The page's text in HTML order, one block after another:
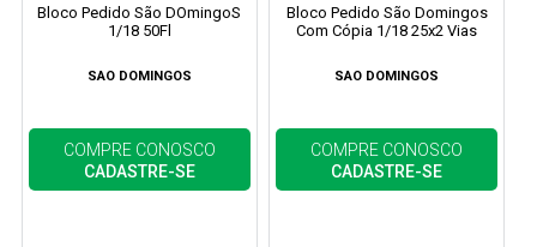
Bloco Pedido São DOmingoS
1/18 50Fl
SAO DOMINGOS
COMPRE CONOSCO
CADASTRE-SE
Bloco Pedido São Domingos
Com Cópia 1/18 25x2 Vias
SAO DOMINGOS
COMPRE CONOSCO
CADASTRE-SE